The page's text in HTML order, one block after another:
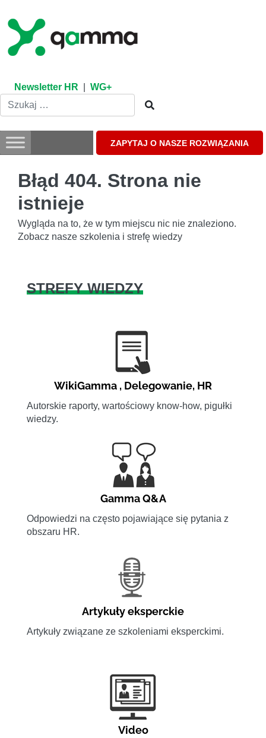
content
Newsletter HR WG+
ZAPYTAJ O NASZE ROZWIĄZANIA
Błąd 404. Strona nie
istnieje
Wygląda na to, że w tym miejscu nic nie znaleziono.
Zobacz nasze szkolenia i strefę wiedzy
STREFY WIEDZY
WikiGamma , Delegowanie, HR
Autorskie raporty, wartościowy know-how, pigułki
wiedzy.
Gamma Q&A
Odpowiedzi na często pojawiające się pytania z
obszaru HR.
Artykuły eksperckie
Artykuły związane ze szkoleniami eksperckimi.
Video